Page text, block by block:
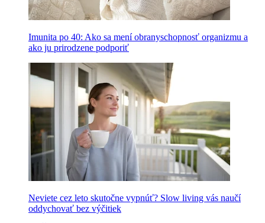
Imunita po 40: Ako sa mení obranyschopnosť organizmu a
ako ju prirodzene podporiť
Neviete cez leto skutočne vypnúť? Slow living vás naučí
oddychovať bez výčitiek